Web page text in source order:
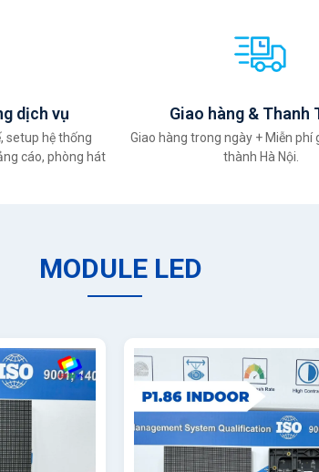
dịch vụ
setup hệ thống
cáo, phòng hát
Giao hàng & Thanh
Giao hàng trong ngày + Miễn phí
thành Hà Nội.
MODULE LED